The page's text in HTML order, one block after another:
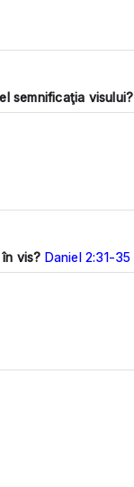
semnificaţia visului?
vis? Daniel 2:31-35